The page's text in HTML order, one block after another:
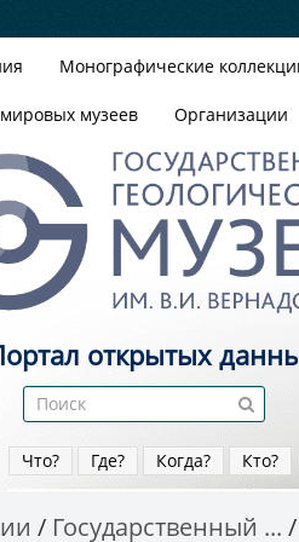
Монографические
музеев Организации
открытых
Что? Где? Когда? Кто?
Государственный ...